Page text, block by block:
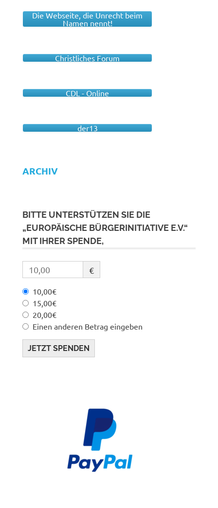
Die Webseite, die Unrecht beim
Namen nennt!
Christliches Forum
CDL - Online
der13
ARCHIV
BITTE UNTERSTÜTZEN SIE DIE
„EUROPÄISCHE BÜRGERINITIATIVE E.V.“
MIT IHRER SPENDE,
€
10,00€
15,00€
20,00€
Einen anderen Betrag eingeben
JETZT SPENDEN